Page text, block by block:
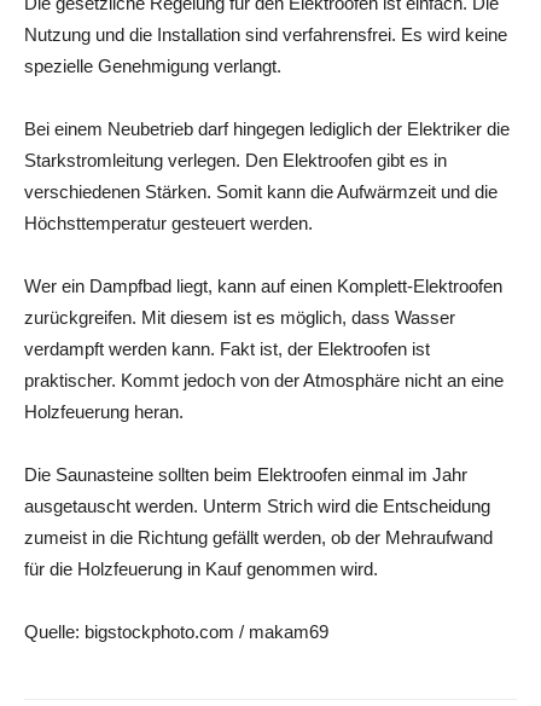
Nutzung und die Installation sind verfahrensfrei. Es wird keine
spezielle Genehmigung verlangt.
Bei einem Neubetrieb darf hingegen lediglich der Elektriker die
Starkstromleitung verlegen. Den Elektroofen gibt es in
verschiedenen Stärken. Somit kann die Aufwärmzeit und die
Höchsttemperatur gesteuert werden.
Wer ein Dampfbad liegt, kann auf einen Komplett-Elektroofen
zurückgreifen. Mit diesem ist es möglich, dass Wasser
verdampft werden kann. Fakt ist, der Elektroofen ist
praktischer. Kommt jedoch von der Atmosphäre nicht an eine
Holzfeuerung heran.
Die Saunasteine sollten beim Elektroofen einmal im Jahr
ausgetauscht werden. Unterm Strich wird die Entscheidung
zumeist in die Richtung gefällt werden, ob der Mehraufwand
für die Holzfeuerung in Kauf genommen wird.
Quelle: bigstockphoto.com / makam69